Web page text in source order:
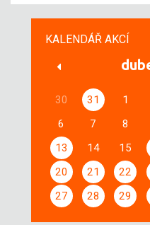
KALENDÁŘ AKCÍ
30 31 1
6
7 8
13
14 15
20
21 22
27
28 29